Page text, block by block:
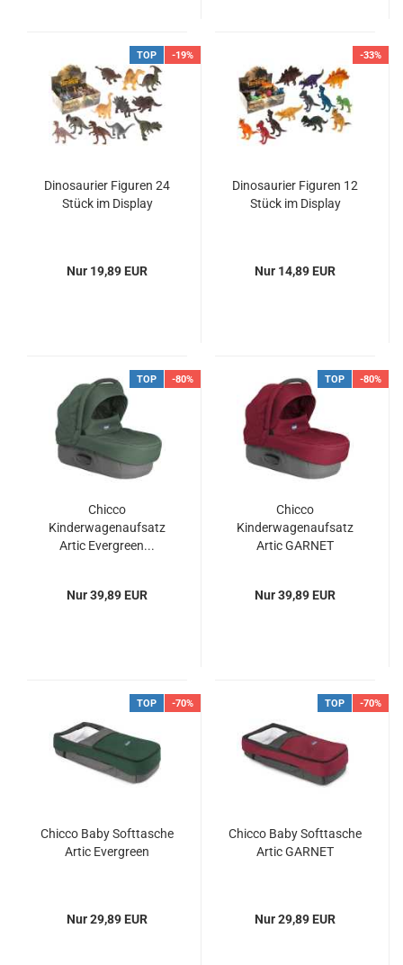
TOP -19%
Dinosaurier Figuren 24
Stück im Display
Nur 19,89 EUR
-33%
Dinosaurier Figuren 12
Stück im Display
Nur 14,89 EUR
TOP -80%
Chicco
Kinderwagenaufsatz
Artic Evergreen...
Nur 39,89 EUR
TOP -80%
Chicco
Kinderwagenaufsatz
Artic GARNET
Nur 39,89 EUR
TOP -70%
Chicco Baby Softtasche
Artic Evergreen
Nur 29,89 EUR
TOP -70%
Chicco Baby Softtasche
Artic GARNET
Nur 29,89 EUR